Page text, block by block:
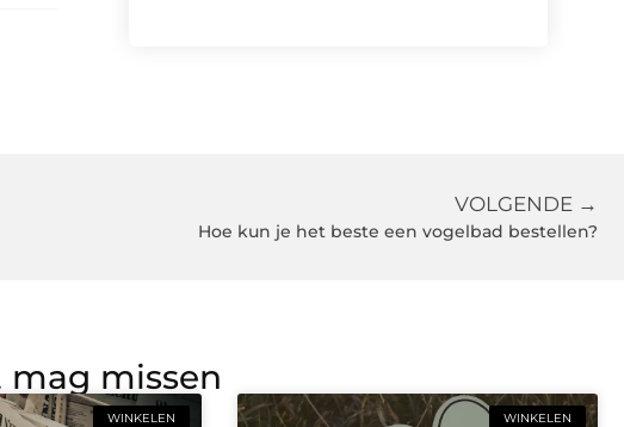
VOLGENDE →
Hoe kun je het beste een vogelbad bestellen?
missen
WINKELEN WINKELEN